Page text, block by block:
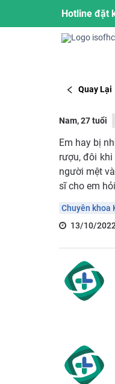
Hotline đặt
Quay Lại
Nam, 27 tuổi
Em hay bị
rượu, đôi
người mệt
sĩ cho em
Chuyên khoa
13/10/